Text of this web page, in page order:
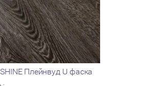
Плейнвуд U фаска